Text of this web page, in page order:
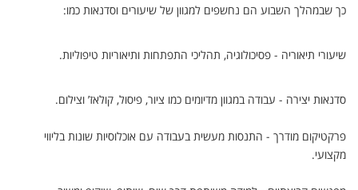
כך שבמהלך השבוע הם נחשפים למגוון של שיעורים וסדנאות כמו:
שיעורי תיאוריה - פסיכולוגיה, תהליכי התפתחות ותיאוריות טיפוליות.
סדנאות יצירה - עבודה במגוון מדיומים כמו ציור, פיסול, קולאז’ וצילום.
פרקטיקום מודרך - התנסות מעשית בעבודה עם אוכלוסיות שונות בליווי
מקצועי.